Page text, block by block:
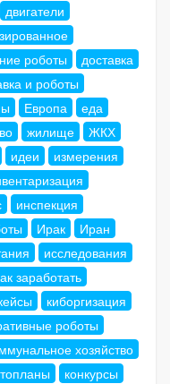
двигатели
роботы
доставка
и роботы
Европа
еда
жилище
ЖКХ
идеи
измерения
инспекция
Ирак
Иран
исследования
заработать
киборгизация
роботы
хозяйство
конкурсы